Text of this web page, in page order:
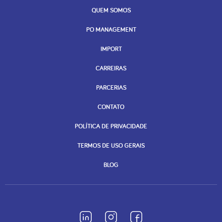
QUEM SOMOS
PO MANAGEMENT
IMPORT
CARREIRAS
PARCERIAS
CONTATO
POLÍTICA DE PRIVACIDADE
TERMOS DE USO GERAIS
BLOG